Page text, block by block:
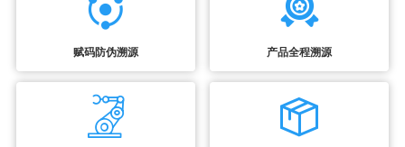
赋码防伪溯源 产品全程溯源